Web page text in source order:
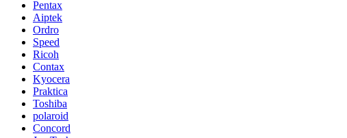
Pentax
Aiptek
Ordro
Speed
Ricoh
Contax
Kyocera
Praktica
Toshiba
polaroid
Concord